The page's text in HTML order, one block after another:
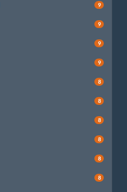
9
9
9
9
8
8
8
8
8
8